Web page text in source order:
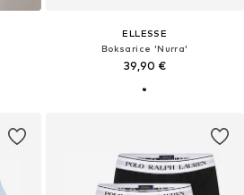
ELLESSE
Boksarice 'Nurra'
39,90 €